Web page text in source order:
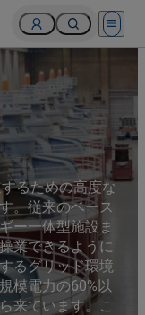
Open
generators inside
plant, Arizona,
るための高度な
。従来のベース
ー一体型施設ま
業できるように
るグリッド環境
模電力の60%以
来ています。こ